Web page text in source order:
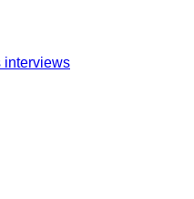
interviews